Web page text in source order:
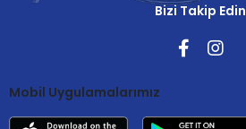
Bizi Takip Edin
Mobil Uygulamalarımız